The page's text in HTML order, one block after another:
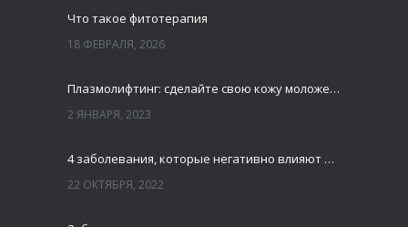
Что такое фитотерапия
18 ФЕВРАЛЯ, 2026
Плазмолифтинг: сделайте свою кожу моложе и свежей
2 ЯНВАРЯ, 2023
4 заболевания, которые негативно влияют на зубы
22 ОКТЯБРЯ, 2022